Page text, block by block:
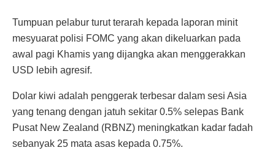
Tumpuan pelabur turut terarah kepada laporan minit
mesyuarat polisi FOMC yang akan dikeluarkan pada
awal pagi Khamis yang dijangka akan menggerakkan
USD lebih agresif.
Dolar kiwi adalah penggerak terbesar dalam sesi Asia
yang tenang dengan jatuh sekitar 0.5% selepas Bank
Pusat New Zealand (RBNZ) meningkatkan kadar fadah
sebanyak 25 mata asas kepada 0.75%.